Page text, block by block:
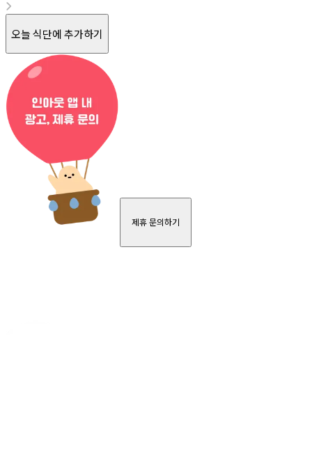
오늘 식단에 추가하기
제휴 문의하기